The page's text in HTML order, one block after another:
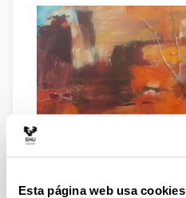
Esta página web usa cookies